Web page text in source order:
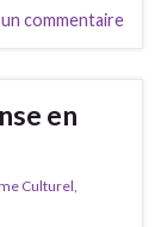
commentaire
en
Culturel,